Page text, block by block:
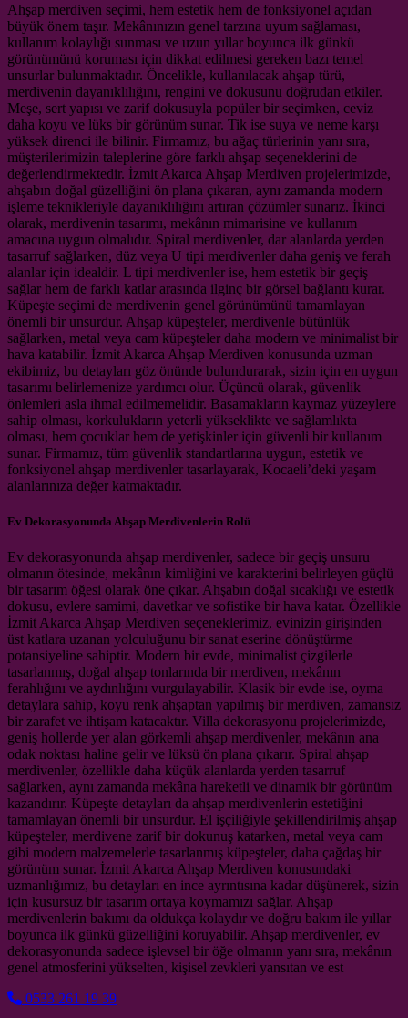
Ahşap merdiven seçimi, hem estetik hem de fonksiyonel açıdan
büyük önem taşır. Mekânınızın genel tarzına uyum sağlaması,
kullanım kolaylığı sunması ve uzun yıllar boyunca ilk günkü
görünümünü koruması için dikkat edilmesi gereken bazı temel
unsurlar bulunmaktadır. Öncelikle, kullanılacak ahşap türü,
merdivenin dayanıklılığını, rengini ve dokusunu doğrudan etkiler.
Meşe, sert yapısı ve zarif dokusuyla popüler bir seçimken, ceviz
daha koyu ve lüks bir görünüm sunar. Tik ise suya ve neme karşı
yüksek direnci ile bilinir. Firmamız, bu ağaç türlerinin yanı sıra,
müşterilerimizin taleplerine göre farklı ahşap seçeneklerini de
değerlendirmektedir. İzmit Akarca Ahşap Merdiven projelerimizde,
ahşabın doğal güzelliğini ön plana çıkaran, aynı zamanda modern
işleme teknikleriyle dayanıklılığını artıran çözümler sunarız. İkinci
olarak, merdivenin tasarımı, mekânın mimarisine ve kullanım
amacına uygun olmalıdır. Spiral merdivenler, dar alanlarda yerden
tasarruf sağlarken, düz veya U tipi merdivenler daha geniş ve ferah
alanlar için idealdir. L tipi merdivenler ise, hem estetik bir geçiş
sağlar hem de farklı katlar arasında ilginç bir görsel bağlantı kurar.
Küpeşte seçimi de merdivenin genel görünümünü tamamlayan
önemli bir unsurdur. Ahşap küpeşteler, merdivenle bütünlük
sağlarken, metal veya cam küpeşteler daha modern ve minimalist bir
hava katabilir. İzmit Akarca Ahşap Merdiven konusunda uzman
ekibimiz, bu detayları göz önünde bulundurarak, sizin için en uygun
tasarımı belirlemenize yardımcı olur. Üçüncü olarak, güvenlik
önlemleri asla ihmal edilmemelidir. Basamakların kaymaz yüzeylere
sahip olması, korkulukların yeterli yükseklikte ve sağlamlıkta
olması, hem çocuklar hem de yetişkinler için güvenli bir kullanım
sunar. Firmamız, tüm güvenlik standartlarına uygun, estetik ve
fonksiyonel ahşap merdivenler tasarlayarak, Kocaeli’deki yaşam
alanlarınıza değer katmaktadır.
Ev Dekorasyonunda Ahşap Merdivenlerin Rolü
Ev dekorasyonunda ahşap merdivenler, sadece bir geçiş unsuru
olmanın ötesinde, mekânın kimliğini ve karakterini belirleyen güçlü
bir tasarım öğesi olarak öne çıkar. Ahşabın doğal sıcaklığı ve estetik
dokusu, evlere samimi, davetkar ve sofistike bir hava katar. Özellikle
İzmit Akarca Ahşap Merdiven seçeneklerimiz, evinizin girişinden
üst katlara uzanan yolculuğunu bir sanat eserine dönüştürme
potansiyeline sahiptir. Modern bir evde, minimalist çizgilerle
tasarlanmış, doğal ahşap tonlarında bir merdiven, mekânın
ferahlığını ve aydınlığını vurgulayabilir. Klasik bir evde ise, oyma
detaylara sahip, koyu renk ahşaptan yapılmış bir merdiven, zamansız
bir zarafet ve ihtişam katacaktır. Villa dekorasyonu projelerimizde,
geniş hollerde yer alan görkemli ahşap merdivenler, mekânın ana
odak noktası haline gelir ve lüksü ön plana çıkarır. Spiral ahşap
merdivenler, özellikle daha küçük alanlarda yerden tasarruf
sağlarken, aynı zamanda mekâna hareketli ve dinamik bir görünüm
kazandırır. Küpeşte detayları da ahşap merdivenlerin estetiğini
tamamlayan önemli bir unsurdur. El işçiliğiyle şekillendirilmiş ahşap
küpeşteler, merdivene zarif bir dokunuş katarken, metal veya cam
gibi modern malzemelerle tasarlanmış küpeşteler, daha çağdaş bir
görünüm sunar. İzmit Akarca Ahşap Merdiven konusundaki
uzmanlığımız, bu detayları en ince ayrıntısına kadar düşünerek, sizin
için kusursuz bir tasarım ortaya koymamızı sağlar. Ahşap
merdivenlerin bakımı da oldukça kolaydır ve doğru bakım ile yıllar
boyunca ilk günkü güzelliğini koruyabilir. Ahşap merdivenler, ev
dekorasyonunda sadece işlevsel bir öğe olmanın yanı sıra, mekânın
genel atmosferini yükselten, kişisel zevkleri yansıtan ve est
0533 261 19 39